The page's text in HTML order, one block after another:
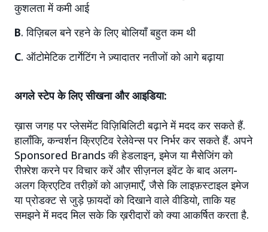
कुशलता में कमी आई
B. विज़िबल बने रहने के लिए बोलियाँ बहुत कम थी
C. ऑटोमेटिक टार्गेटिंग ने ज़्यादातर नतीजों को आगे बढ़ाया
अगले स्टेप के लिए सीखना और आइडिया:
ख़ास जगह पर प्लेसमेंट विज़िबिलिटी बढ़ाने में मदद कर सकते हैं.
हालाँकि, कन्वर्शन क्रिएटिव रेलेवेन्स पर निर्भर कर सकते हैं. अपने
Sponsored Brands की हेडलाइन, इमेज या मैसेजिंग को
रीफ़्रेश करने पर विचार करें और सीज़नल इवेंट के बाद अलग-
अलग क्रिएटिव तरीक़ों को आज़माएँ, जैसे कि लाइफ़स्टाइल इमेज
या प्रोडक्ट से जुड़े फ़ायदों को दिखाने वाले वीडियो, ताकि यह
समझने में मदद मिल सके कि ख़रीदारों को क्या आकर्षित करता है.